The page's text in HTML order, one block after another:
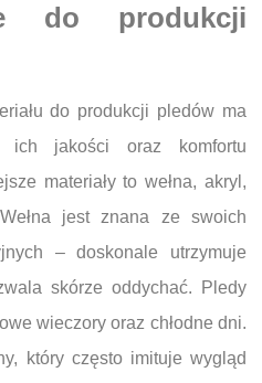
do produkcji
do produkcji pledów ma
ich jakości oraz komfortu
materiały to wełna, akryl,
jest znana ze swoich
– doskonale utrzymuje
skórze oddychać. Pledy
wieczory oraz chłodne dni.
który często imituje wygląd